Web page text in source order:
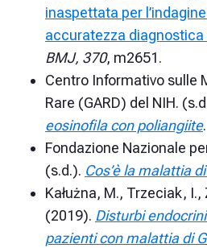
inaspettata per
accuratezza
BMJ, 370, m2651.
Centro Informativo sulle
Rare (GARD) del NIH.
eosinofila con poliangiite.
Fondazione Nazionale
(s.d.). Cos’è la malattia
Kałużna, M., Trzeciak,
(2019). Disturbi
pazienti con malattia di